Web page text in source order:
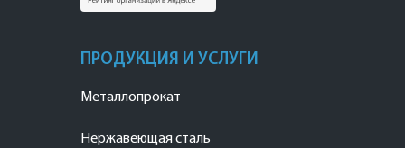
ПРОДУКЦИЯ И УСЛУГИ
Металлопрокат
Нержавеющая сталь